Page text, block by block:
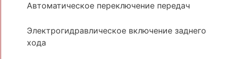
Автоматическое переключение передач
Электрогидравлическое включение заднего
хода